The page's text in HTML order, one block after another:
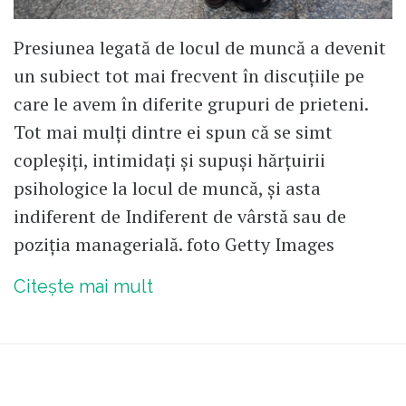
pe distanțe foarte scurte (fiindcă nu
are nevoie de încălzire inițială sau de
un regim constant de funcționare o
perioadă de timp) etc. Și chiar dacă și
mașina electrică e poluantă în sensul
de mai sus, este excelent faptul că nu
poluează ÎN ORAȘ. Fiindcă poluarea
pe glob evident e concentrată acum
în anumite zone, unde e concentrată și
populația. În timp ce în buricul
Bucureștiului te sufoci, într-o pădure,
Presiunea legată de locul de muncă a devenit
un subiect tot mai frecvent în discuțiile pe
care le avem în diferite grupuri de prieteni.
Tot mai mulți dintre ei spun că se simt
copleșiți, intimidați și supuși hărțuirii
psihologice la locul de muncă, și asta
indiferent de Indiferent de vârstă sau de
poziția managerială. foto Getty Images
Citește mai mult